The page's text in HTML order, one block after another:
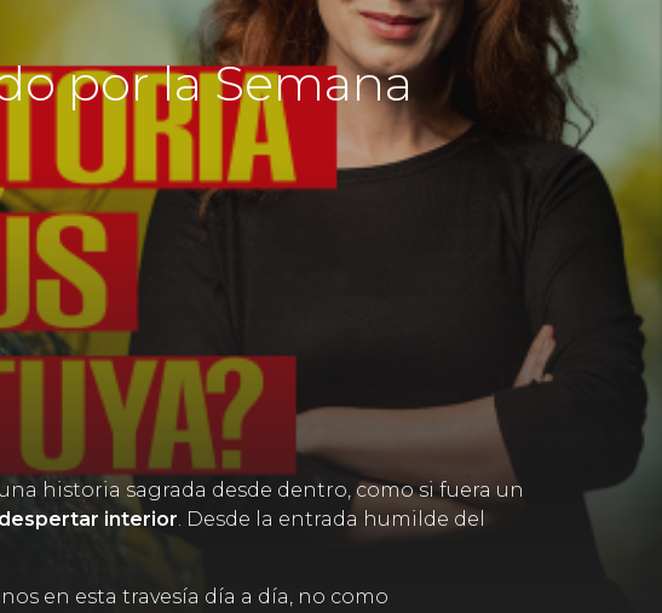
por la Semana
historia sagrada desde dentro, como si fuera un
despertar interior. Desde la entrada humilde del
en esta travesía día a día, no como